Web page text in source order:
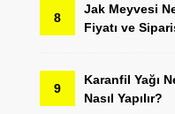
8
Jak Meyvesi
Fiyatı ve
9
Karanfil Yağı
Nasıl Yapılır?